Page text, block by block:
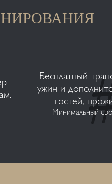
–
Бесплатный
ужин и
гостей,
Минимальный